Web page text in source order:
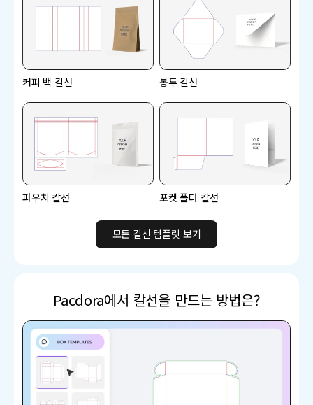
커피 백 칼선 봉투 칼선
파우치 칼선 포켓 폴더 칼선
모든 칼선 템플릿 보기
Pacdora에서 칼선을 만드는 방법은?